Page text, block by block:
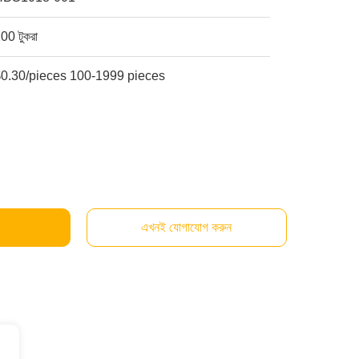
টুকরা
pieces 100-1999 pieces
এখনই যোগাযোগ করুন